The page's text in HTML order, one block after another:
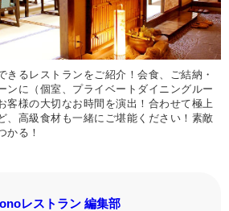
きるレストランをご紹介！会食、ご結納・
ンに（個室、プライベートダイニングルー
客様の大切なお時間を演出！合わせて極上
、高級食材も一緒にご堪能ください！素敵
かる！
レストラン 編集部